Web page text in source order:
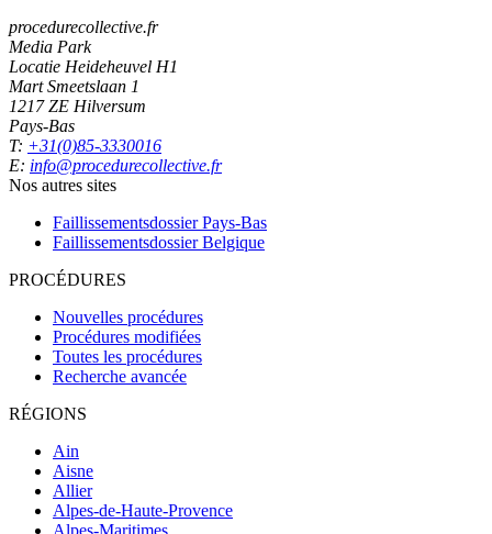
procedurecollective.fr
Media Park
Locatie Heideheuvel H1
Mart Smeetslaan 1
1217 ZE Hilversum
Pays-Bas
T: +31(0)85-3330016
E: info@procedurecollective.fr
Nos autres sites
Faillissementsdossier Pays-Bas
Faillissementsdossier Belgique
PROCÉDURES
Nouvelles procédures
Procédures modifiées
Toutes les procédures
Recherche avancée
RÉGIONS
Ain
Aisne
Allier
Alpes-de-Haute-Provence
Alpes-Maritimes